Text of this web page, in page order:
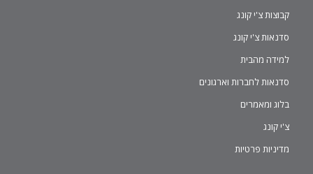
קבוצות צ'י קונג
סדנאות צ'י קונג
למידה מהבית
סדנאות לחברות וארגונים
בלוג ומאמרים
צ'י קונג
מדיניות פרטיות